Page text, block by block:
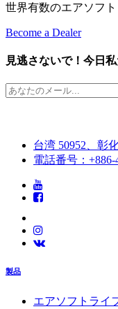
世界有数のエアソフト
Become a Dealer
見逃さないで！今日
台湾 50952、彰
電話番号：+886-
製品
エアソフトライ